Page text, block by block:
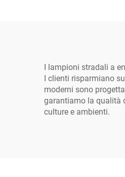
I lampioni stradali a
I clienti risparmiano
moderni sono
garantiamo la qualità
culture e ambienti.